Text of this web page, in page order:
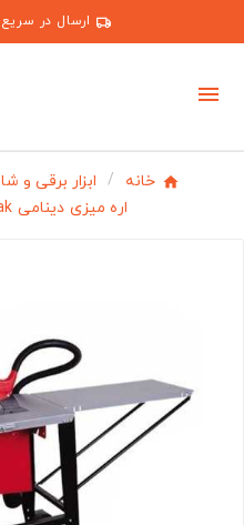
ارسال در
خانه ابزار برقی و
اره میزی دینامی Mahak مدل TS-315A